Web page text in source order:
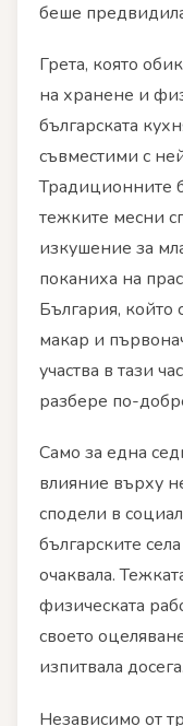
беше
Грета, която
на хранене и
българската
съвместими с
Традиционните
тежките месни
изкушение за
поканиха на
България, който
макар и
участва в тази
разбере по-
Само за една
влияние върху
сподели в
българските
очаквала.
физическата
своето
изпитвала досега.
Независимо от